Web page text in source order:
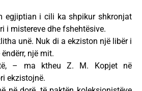
egjiptian i cili ka shpikur shkronjat
i mistereve dhe fshehtësive.
unë. Nuk di a ekziston një libër i
një mit.
– ma ktheu Z. M. Kopjet në
ekzistojnë.